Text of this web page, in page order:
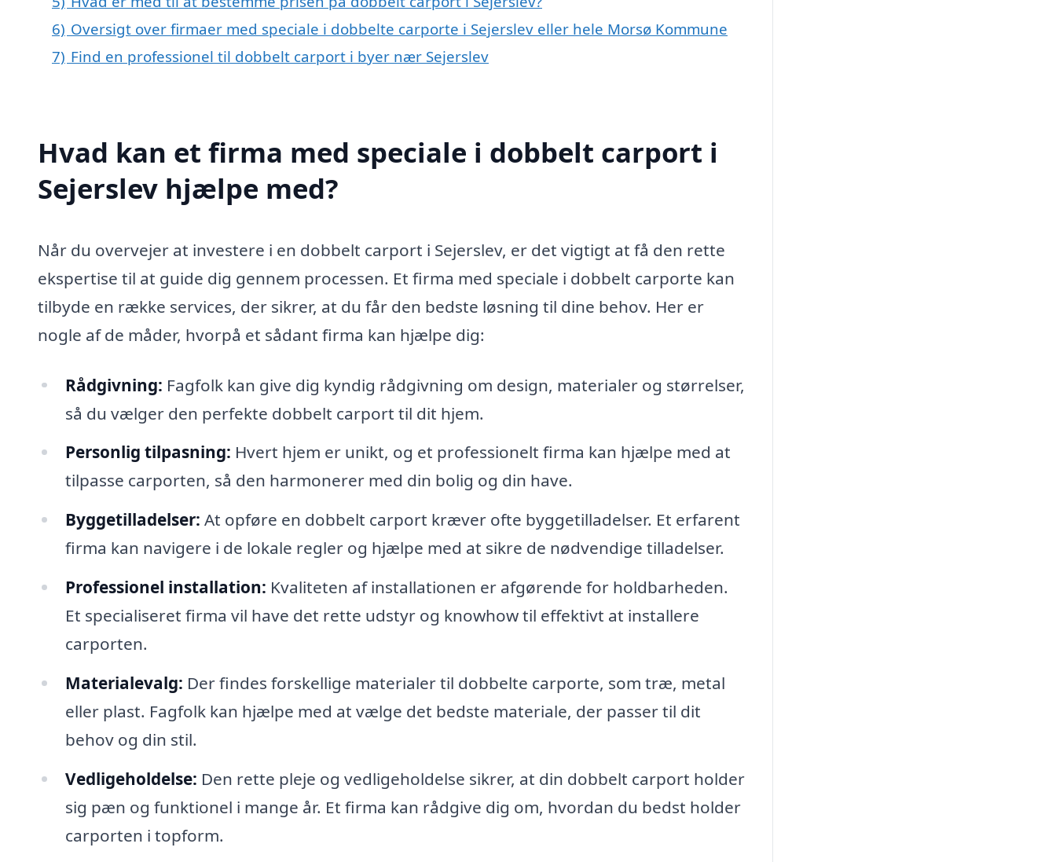
6) Oversigt over firmaer med speciale i dobbelte carporte i Sejerslev eller hele Morsø Kommune
7) Find en professionel til dobbelt carport i byer nær Sejerslev
Hvad kan et firma med speciale i dobbelt carport i
Sejerslev hjælpe med?
Når du overvejer at investere i en dobbelt carport i Sejerslev, er det vigtigt at få den rette
ekspertise til at guide dig gennem processen. Et firma med speciale i dobbelt carporte kan
tilbyde en række services, der sikrer, at du får den bedste løsning til dine behov. Her er
nogle af de måder, hvorpå et sådant firma kan hjælpe dig:
Rådgivning: Fagfolk kan give dig kyndig rådgivning om design, materialer og størrelser,
så du vælger den perfekte dobbelt carport til dit hjem.
Personlig tilpasning: Hvert hjem er unikt, og et professionelt firma kan hjælpe med at
tilpasse carporten, så den harmonerer med din bolig og din have.
Byggetilladelser: At opføre en dobbelt carport kræver ofte byggetilladelser. Et erfarent
firma kan navigere i de lokale regler og hjælpe med at sikre de nødvendige tilladelser.
Professionel installation: Kvaliteten af installationen er afgørende for holdbarheden.
Et specialiseret firma vil have det rette udstyr og knowhow til effektivt at installere
carporten.
Materialevalg: Der findes forskellige materialer til dobbelte carporte, som træ, metal
eller plast. Fagfolk kan hjælpe med at vælge det bedste materiale, der passer til dit
behov og din stil.
Vedligeholdelse: Den rette pleje og vedligeholdelse sikrer, at din dobbelt carport holder
sig pæn og funktionel i mange år. Et firma kan rådgive dig om, hvordan du bedst holder
carporten i topform.